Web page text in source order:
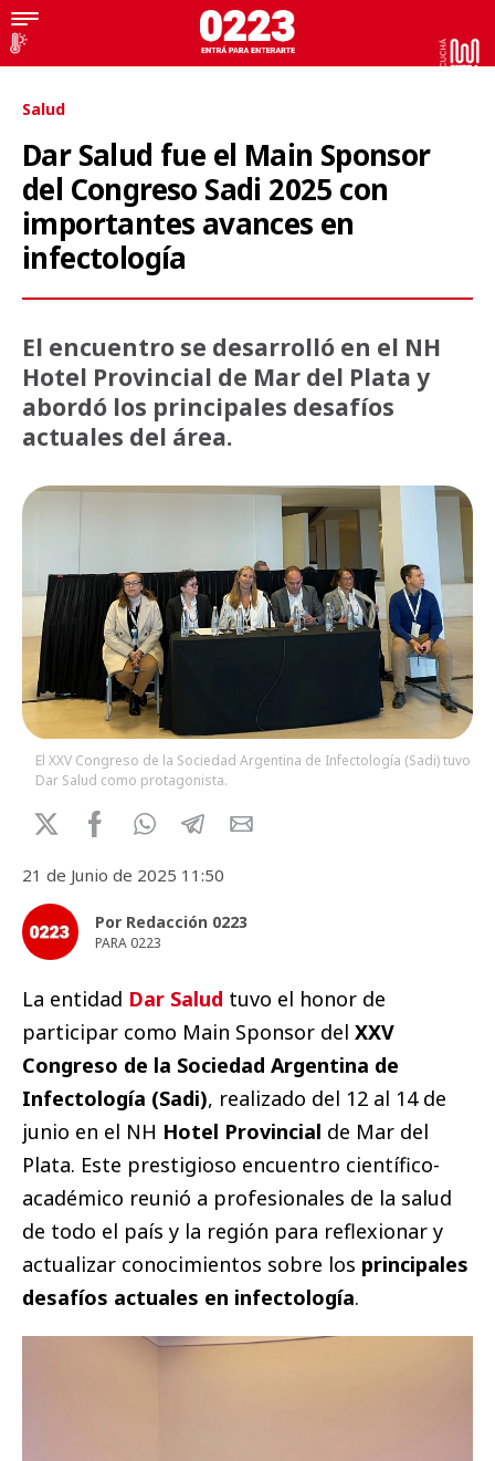
Salud
Dar Salud fue el Main Sponsor
del Congreso Sadi 2025 con
importantes avances en
infectología
El encuentro se desarrolló en el NH
Hotel Provincial de Mar del Plata y
abordó los principales desafíos
actuales del área.
El XXV Congreso de la Sociedad Argentina de Infectología (Sadi) tuvo a
Dar Salud como protagonista.
21 de Junio de 2025 11:50
Por Redacción 0223
PARA 0223
La entidad Dar Salud tuvo el honor de
participar como Main Sponsor del XXV
Congreso de la Sociedad Argentina de
Infectología (Sadi), realizado del 12 al 14 de
junio en el NH Hotel Provincial de Mar del
Plata. Este prestigioso encuentro científico-
académico reunió a profesionales de la salud
de todo el país y la región para reflexionar y
actualizar conocimientos sobre los principales
desafíos actuales en infectología.